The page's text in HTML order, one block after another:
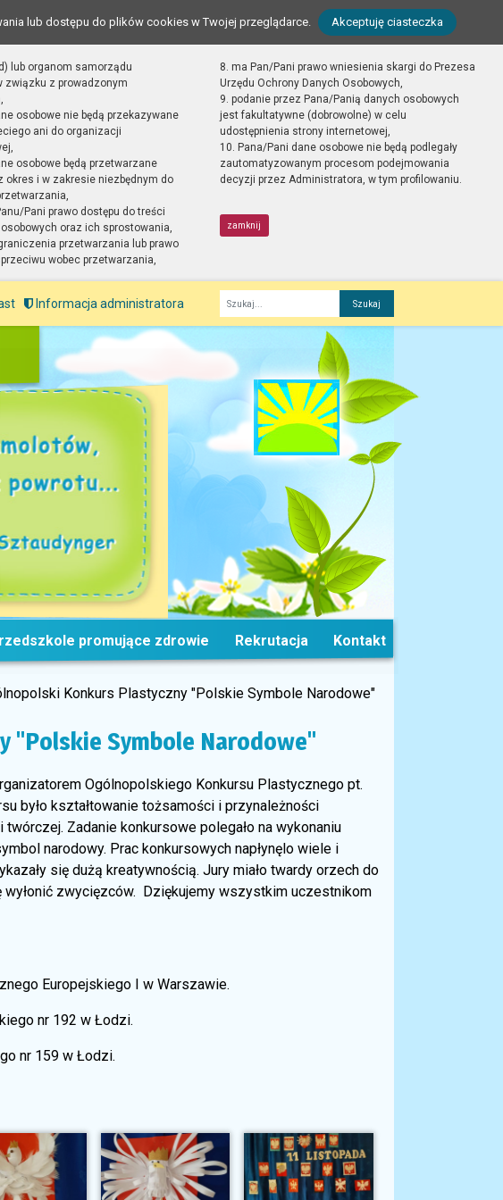
lub dostępu do plików cookies w Twojej przeglądarce. Akceptuję ciasteczka
lub organom samorządu
związku z prowadzonym
osobowe nie będą przekazywane
ani do organizacji
osobowe będą przetwarzane
okres i w zakresie niezbędnym do
Pani prawo dostępu do treści
oraz ich sprostowania,
przetwarzania lub prawo
wobec przetwarzania,
8. ma Pan/Pani prawo wniesienia skargi do Prezesa
Urzędu Ochrony Danych Osobowych,
9. podanie przez Pana/Panią danych osobowych
jest fakultatywne (dobrowolne) w celu
udostępnienia strony internetowej,
10. Pana/Pani dane osobowe nie będą podlegały
zautomatyzowanym procesom podejmowania
decyzji przez Administratora, w tym profilowaniu.
zamknij
Informacja administratora
Fraza
promujące zdrowie Rekrutacja Kontakt
Konkurs Plastyczny "Polskie Symbole Narodowe"
"Polskie Symbole Narodowe"
Ogólnopolskiego Konkursu Plastycznego pt.
było kształtowanie tożsamości i przynależności
Zadanie konkursowe polegało na wykonaniu
narodowy. Prac konkursowych napłynęlo wiele i
się dużą kreatywnością. Jury miało twardy orzech do
wyłonić zwycięzców. Dziękujemy wszystkim uczestnikom
Europejskiego I w Warszawie.
nr 192 w Łodzi.
nr 159 w Łodzi.